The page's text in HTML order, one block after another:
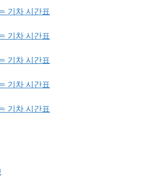
기차 시간표
기차 시간표
기차 시간표
기차 시간표
기차 시간표